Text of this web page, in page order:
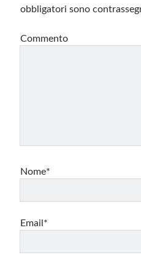
obbligatori sono
Commento
Nome*
Email*